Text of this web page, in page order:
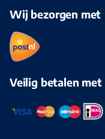
Wij bezorgen met
Veilig betalen met